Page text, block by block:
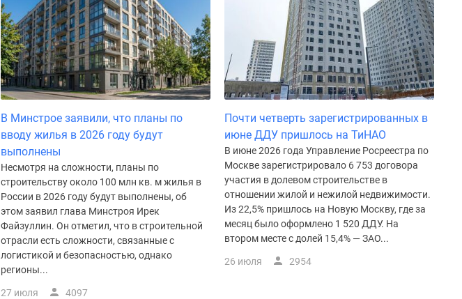
В Минстрое заявили, что планы по
вводу жилья в 2026 году будут
выполнены
Несмотря на сложности, планы по
строительству около 100 млн кв. м жилья в
России в 2026 году будут выполнены, об
этом заявил глава Минстроя Ирек
Файзуллин. Он отметил, что в строительной
отрасли есть сложности, связанные с
логистикой и безопасностью, однако
регионы...
27 июля 4097
Почти четверть зарегистрированных в
июне ДДУ пришлось на ТиНАО
В июне 2026 года Управление Росреестра по
Москве зарегистрировало 6 753 договора
участия в долевом строительстве в
отношении жилой и нежилой недвижимости.
Из 22,5% пришлось на Новую Москву, где за
месяц было оформлено 1 520 ДДУ. На
втором месте с долей 15,4% — ЗАО...
26 июля 2954